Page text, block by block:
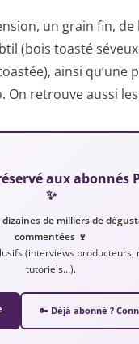
un grain fin, de
(bois toasté
ainsi qu’une
On retrouve aussi
aux abonnés
✨
dizaines de milliers de
commentées 🍷
(interviews producteurs,
tutoriels…).
🔑 Déjà abonné ?